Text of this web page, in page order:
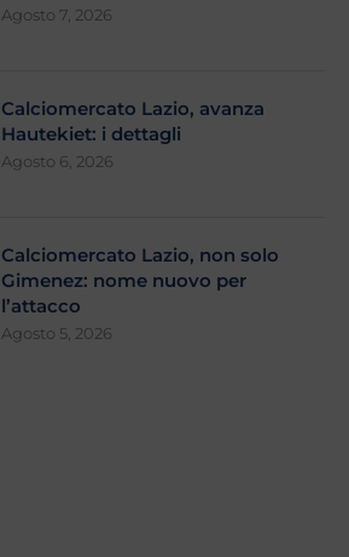
Agosto 7, 2026
Calciomercato Lazio, avanza
Hautekiet: i dettagli
Agosto 6, 2026
Calciomercato Lazio, non solo
Gimenez: nome nuovo per
l’attacco
Agosto 5, 2026